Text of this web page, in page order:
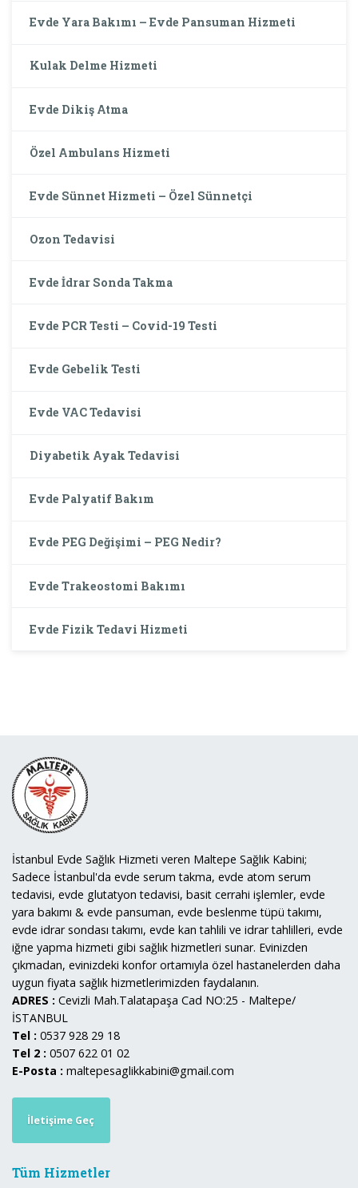
Evde Yara Bakımı – Evde Pansuman Hizmeti
Kulak Delme Hizmeti
Evde Dikiş Atma
Özel Ambulans Hizmeti
Evde Sünnet Hizmeti – Özel Sünnetçi
Ozon Tedavisi
Evde İdrar Sonda Takma
Evde PCR Testi – Covid-19 Testi
Evde Gebelik Testi
Evde VAC Tedavisi
Diyabetik Ayak Tedavisi
Evde Palyatif Bakım
Evde PEG Değişimi – PEG Nedir?
Evde Trakeostomi Bakımı
Evde Fizik Tedavi Hizmeti
İstanbul Evde Sağlık Hizmeti veren Maltepe Sağlık Kabini;
Sadece İstanbul'da evde serum takma, evde atom serum
tedavisi, evde glutatyon tedavisi, basit cerrahi işlemler, evde
yara bakımı & evde pansuman, evde beslenme tüpü takımı,
evde idrar sondası takımı, evde kan tahlili ve idrar tahlilleri, evde
iğne yapma hizmeti gibi sağlık hizmetleri sunar. Evinizden
çıkmadan, evinizdeki konfor ortamıyla özel hastanelerden daha
uygun fiyata sağlık hizmetlerimizden faydalanın.
ADRES : Cevizli Mah.Talatapaşa Cad NO:25 - Maltepe/
İSTANBUL
Tel : 0537 928 29 18
Tel 2 : 0507 622 01 02
E-Posta : maltepesaglikkabini@gmail.com
İletişime Geç
Tüm Hizmetler